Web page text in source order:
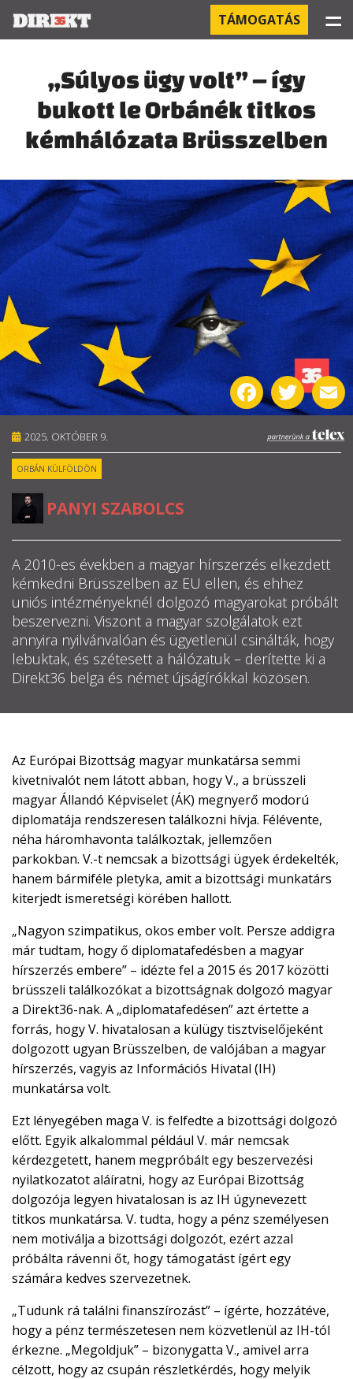
PROJEKTEK
KÓRHÁZI FERTŐZÉSEK
ORBÁN ÉS A GAZDASÁG
KÍNAI NEGYED
OROSZ KAPCSOLATOK
PEGASUS-MEGFIGYELÉSEK
AZ ORBÁN CSALÁD ÜZLETEI
OFFSHORE TITKOK
RÓLUNK
CSAPAT
MŰKÖDÉS
TÁMOGATÁS
1%
WEBSHOP


EN

CSATLAKOZZ
A
TÁMOGATÓI
KÖRHÖZ!
TÁMOGATÁS ☰
„Súlyos ügy volt” – így
bukott le Orbánék titkos
kémhálózata Brüsszelben
2025. OKTÓBER 9.
ORBÁN KÜLFÖLDÖN
PANYI SZABOLCS
A 2010-es években a magyar hírszerzés elkezdett
kémkedni Brüsszelben az EU ellen, és ehhez
uniós intézményeknél dolgozó magyarokat próbált
beszervezni. Viszont a magyar szolgálatok ezt
annyira nyilvánvalóan és ügyetlenül csinálták, hogy
lebuktak, és szétesett a hálózatuk – derítette ki a
Direkt36 belga és német újságírókkal közösen.
FacebookTwitter
Az Európai Bizottság magyar munkatársa semmi
kivetnivalót nem látott abban, hogy V., a brüsszeli
magyar Állandó Képviselet (ÁK) megnyerő modorú
diplomatája rendszeresen találkozni hívja. Félévente,
néha háromhavonta találkoztak, jellemzően
parkokban. V.-t nemcsak a bizottsági ügyek érdekelték,
hanem bármiféle pletyka, amit a bizottsági munkatárs
kiterjedt ismeretségi körében hallott.
„Nagyon szimpatikus, okos ember volt. Persze addigra
már tudtam, hogy ő diplomatafedésben a magyar
hírszerzés embere” – idézte fel a 2015 és 2017 közötti
brüsszeli találkozókat a bizottságnak dolgozó magyar
a Direkt36-nak. A „diplomatafedésen” azt értette a
forrás, hogy V. hivatalosan a külügy tisztviselőjeként
dolgozott ugyan Brüsszelben, de valójában a magyar
hírszerzés, vagyis az Információs Hivatal (IH)
munkatársa volt.
Ezt lényegében maga V. is felfedte a bizottsági dolgozó
előtt. Egyik alkalommal például V. már nemcsak
kérdezgetett, hanem megpróbált egy beszervezési
nyilatkozatot aláíratni, hogy az Európai Bizottság
dolgozója legyen hivatalosan is az IH úgynevezett
titkos munkatársa. V. tudta, hogy a pénz személyesen
nem motiválja a bizottsági dolgozót, ezért azzal
próbálta rávenni őt, hogy támogatást ígért egy
számára kedves szervezetnek.
„Tudunk rá találni finanszírozást” – ígérte, hozzátéve,
hogy a pénz természetesen nem közvetlenül az IH-tól
érkezne. „Megoldjuk” – bizonygatta V., amivel arra
célzott, hogy az csupán részletkérdés, hogy melyik